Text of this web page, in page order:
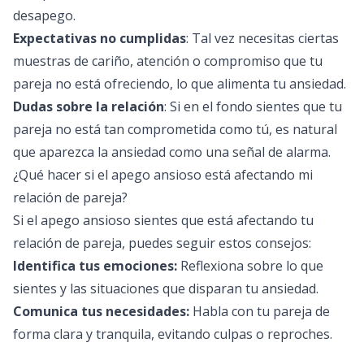
desapego.
Expectativas no cumplidas: Tal vez necesitas ciertas
muestras de cariño, atención o compromiso que tu
pareja no está ofreciendo, lo que alimenta tu ansiedad.
Dudas sobre la relación: Si en el fondo sientes que tu
pareja no está tan comprometida como tú, es natural
que aparezca la ansiedad como una señal de alarma.
¿Qué hacer si el apego ansioso está afectando mi
relación de pareja?
Si el apego ansioso sientes que está afectando tu
relación de pareja, puedes seguir estos consejos:
Identifica tus emociones: Reflexiona sobre lo que
sientes y las situaciones que disparan tu ansiedad.
Comunica tus necesidades: Habla con tu pareja de
forma clara y tranquila, evitando culpas o reproches.